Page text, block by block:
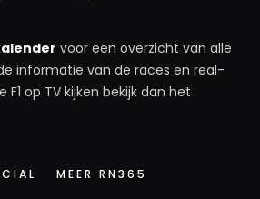
voor een overzicht van alle
informatie van de races en real-
op TV kijken bekijk dan het
MEER RN365